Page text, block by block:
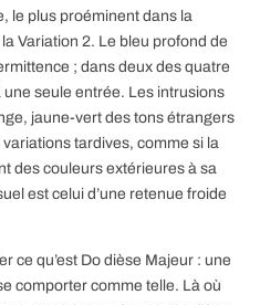
le plus proéminent dans la
Variation 2. Le bleu profond de
; dans deux des quatre
seule entrée. Les intrusions
jaune-vert des tons étrangers
tardives, comme si la
des couleurs extérieures à sa
est celui d’une retenue froide
ce qu’est Do dièse Majeur : une
comporter comme telle. Là où